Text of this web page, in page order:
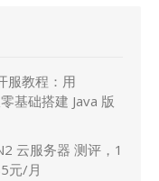
服教程：用
基础搭建 Java 版
云服务器 测评，1
元/月